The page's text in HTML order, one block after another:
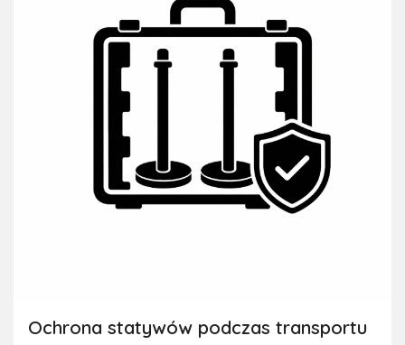
Ochrona statywów podczas transportu